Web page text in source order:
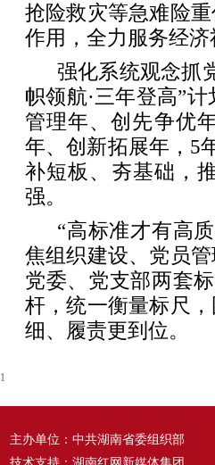
抢险救灾等急难险
作用，全力服务经
强化系统观念抓
帜领航·三年登高”
管理年、创先争优
年、创新拓展年，5
补短板、夯基础，
强。
“高标准才有高
焦组织建设、党员
党委、党支部两套
杆，统一衡量标尺
细、履责更到位。
1
主办单位：中共湖南省委组织部